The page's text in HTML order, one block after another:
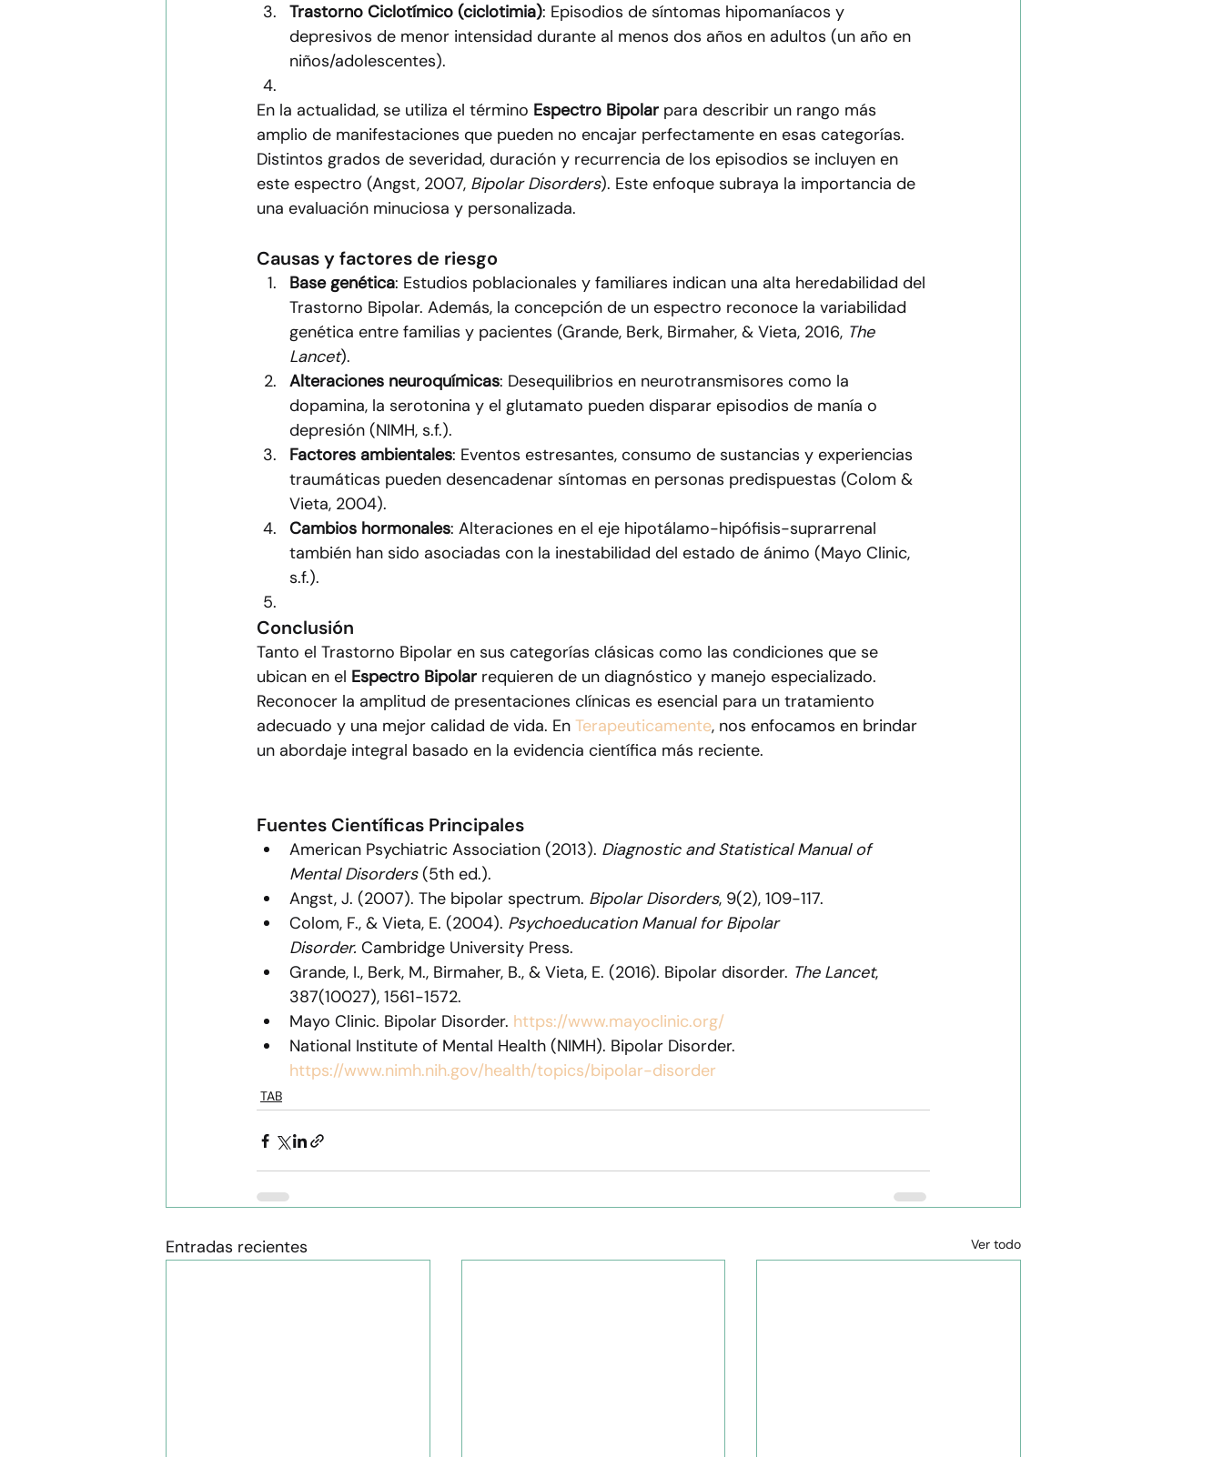
Trastorno Ciclotímico (ciclotimia): Episodios de síntomas hipomaníacos y
depresivos de menor intensidad durante al menos dos años en adultos (un año en
niños/adolescentes).
En la actualidad, se utiliza el término Espectro Bipolar para describir un rango más
amplio de manifestaciones que pueden no encajar perfectamente en esas categorías.
Distintos grados de severidad, duración y recurrencia de los episodios se incluyen en
este espectro (Angst, 2007, Bipolar Disorders). Este enfoque subraya la importancia de
una evaluación minuciosa y personalizada.
Causas y factores de riesgo
Base genética: Estudios poblacionales y familiares indican una alta heredabilidad del
Trastorno Bipolar. Además, la concepción de un espectro reconoce la variabilidad
genética entre familias y pacientes (Grande, Berk, Birmaher, & Vieta, 2016, The
Lancet).
Alteraciones neuroquímicas: Desequilibrios en neurotransmisores como la
dopamina, la serotonina y el glutamato pueden disparar episodios de manía o
depresión (NIMH, s.f.).
Factores ambientales: Eventos estresantes, consumo de sustancias y experiencias
traumáticas pueden desencadenar síntomas en personas predispuestas (Colom &
Vieta, 2004).
Cambios hormonales: Alteraciones en el eje hipotálamo-hipófisis-suprarrenal
también han sido asociadas con la inestabilidad del estado de ánimo (Mayo Clinic,
s.f.).
Conclusión
Tanto el Trastorno Bipolar en sus categorías clásicas como las condiciones que se
ubican en el Espectro Bipolar requieren de un diagnóstico y manejo especializado.
Reconocer la amplitud de presentaciones clínicas es esencial para un tratamiento
adecuado y una mejor calidad de vida. En Terapeuticamente, nos enfocamos en brindar
un abordaje integral basado en la evidencia científica más reciente.
Fuentes Científicas Principales
American Psychiatric Association (2013). Diagnostic and Statistical Manual of
Mental Disorders (5th ed.).
Angst, J. (2007). The bipolar spectrum. Bipolar Disorders, 9(2), 109-117.
Colom, F., & Vieta, E. (2004). Psychoeducation Manual for Bipolar
Disorder. Cambridge University Press.
Grande, I., Berk, M., Birmaher, B., & Vieta, E. (2016). Bipolar disorder. The Lancet,
387(10027), 1561-1572.
Mayo Clinic. Bipolar Disorder. https://www.mayoclinic.org/
National Institute of Mental Health (NIMH). Bipolar Disorder.
https://www.nimh.nih.gov/health/topics/bipolar-disorder
TAB
Entradas recientes Ver todo